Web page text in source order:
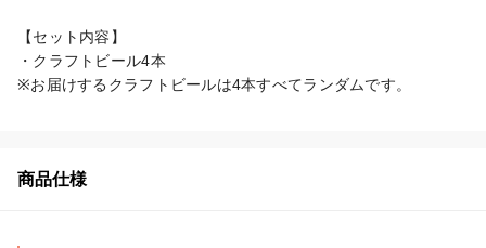
【セット内容】
・クラフトビール4本
※お届けするクラフトビールは4本すべてランダムです。
商品仕様